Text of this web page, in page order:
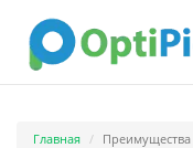
Главная Преимущества